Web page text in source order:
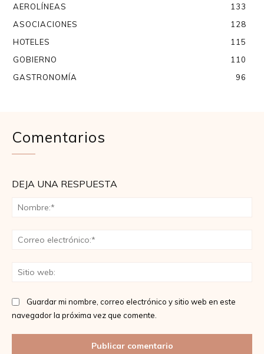
AEROLÍNEAS
133
ASOCIACIONES
128
HOTELES
115
GOBIERNO
110
GASTRONOMÍA
96
Comentarios
DEJA UNA RESPUESTA
Guardar mi nombre, correo electrónico y sitio web en este
navegador la próxima vez que comente.